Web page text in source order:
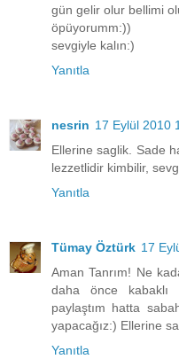
gün gelir olur bellimi
öpüyorumm:))
sevgiyle kalın:)
Yanıtla
nesrin 17 Eylül 2010
Ellerine saglik. Sade
lezzetlidir kimbilir,
Yanıtla
Tümay Öztürk 17
Aman Tanrım! Ne
daha önce kabaklı
paylaştım hatta
yapacağız:) Ellerine
Yanıtla